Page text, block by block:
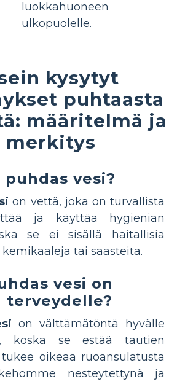
luokkahuoneen
ulkopuolelle.
kysytyt
puhtaasta
määritelmä ja
merkitys
puhdas vesi?
on vettä, joka on turvallista
ja käyttää hygienian
se ei sisällä haitallisia
tai saasteita.
vesi on
terveydelle?
on välttämätöntä hyvälle
koska se estää tautien
tukee oikeaa ruoansulatusta
nesteytettynä ja